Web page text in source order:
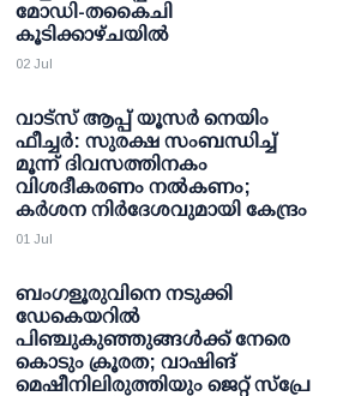
മോഡി-തകൈചി
കൂടിക്കാഴ്ചയില്‍
02 Jul
വാട്സ് ആപ്പ് യൂസര്‍ നെയിം
ഫീച്ചര്‍: സുരക്ഷ സംബന്ധിച്ച്
മൂന്ന് ദിവസത്തിനകം
വിശദീകരണം നല്‍കണം;
കര്‍ശന നിര്‍ദേശവുമായി കേന്ദ്രം
01 Jul
ബംഗളൂരുവിനെ നടുക്കി
ഡേകെയറില്‍
പിഞ്ചുകുഞ്ഞുങ്ങള്‍ക്ക് നേരെ
കൊടും ക്രൂരത; വാഷിങ്
മെഷീനിലിരുത്തിയും ജെറ്റ് സ്‌പ്രേ